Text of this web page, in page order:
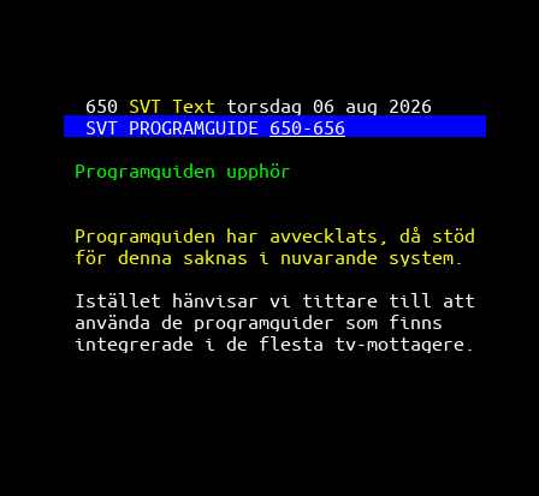
650 SVT Text torsdag 06 aug 2026
SVT PROGRAMGUIDE 650-656
Programguiden upphör
Programguiden har avvecklats, då stöd
för denna saknas i nuvarande system.
Istället hänvisar vi tittare till att
använda de programguider som finns
integrerade i de flesta tv-mottagere.